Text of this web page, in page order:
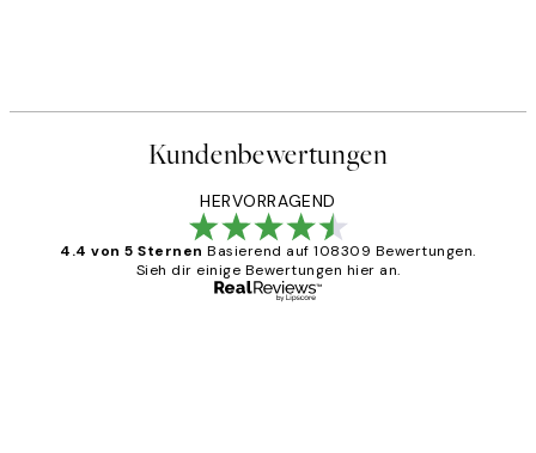
Kundenbewertungen
HERVORRAGEND
4.4 von 5 Sternen Basierend auf 108309 Bewertungen.
Sieh dir einige Bewertungen hier an.